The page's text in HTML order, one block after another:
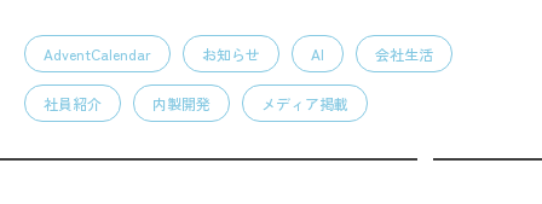
AdventCalendar お知らせ AI 会社生活
社員紹介 内製開発 メディア掲載